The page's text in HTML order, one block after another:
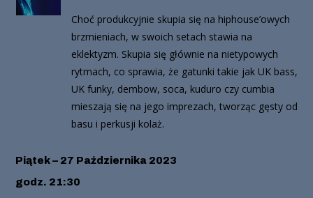
Choć produkcyjnie skupia się na hiphouse’owych
brzmieniach, w swoich setach stawia na
eklektyzm. Skupia się głównie na nietypowych
rytmach, co sprawia, że gatunki takie jak UK bass,
UK funky, dembow, soca, kuduro czy cumbia
mieszają się na jego imprezach, tworząc gęsty od
basu i perkusji kolaż.
Piątek – 27 Października 2023
godz. 21:30